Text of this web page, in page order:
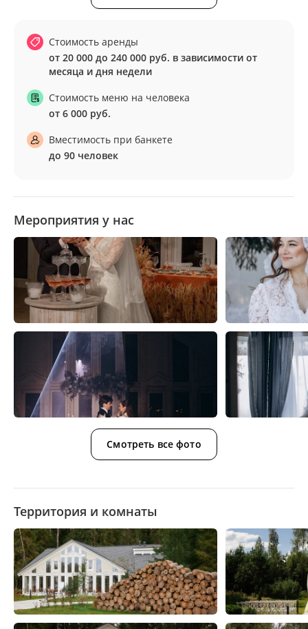
Стоимость аренды
от 20 000 до 240 000 руб. в зависимости от
Стоимость меню на человека
от 6 000 руб.
Вместимость при банкете
до 90 человек
Мероприятия у нас
Смотреть все фото
Территория и комнаты